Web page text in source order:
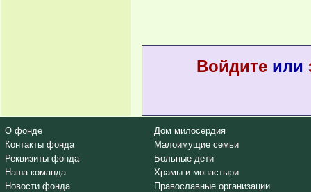
Войдитеили
О фонде
Контакты фонда
Реквизиты фонда
Наша команда
Новости фонда
Дом милосердия
Малоимущие семьи
Больные дети
Храмы и монастыри
Православные организации